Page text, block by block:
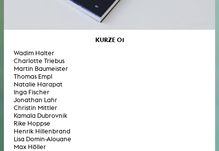
KURZE 01
Wadim Halter
Charlotte Triebus
Martin Baumeister
Thomas Empl
Natalie Harapat
Inga Fischer
Jonathan Lahr
Christin Mittler
Kamala Dubrovnik
Rike Hoppse
Henrik Hillenbrand
Lisa Domin-Alouane
Max Höller